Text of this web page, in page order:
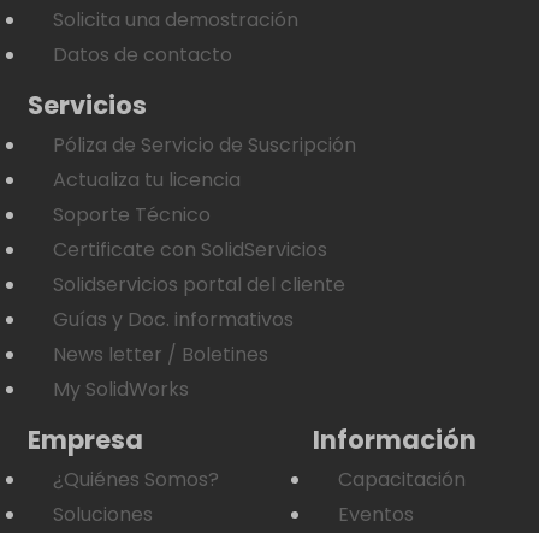
Solicita una demostración
Datos de contacto
Servicios
Póliza de Servicio de Suscripción
Actualiza tu licencia
Soporte Técnico
Certificate con SolidServicios
Solidservicios portal del cliente
Guías y Doc. informativos
News letter / Boletines
My SolidWorks
Empresa
¿Quiénes Somos?
Soluciones
Información
Capacitación
Eventos